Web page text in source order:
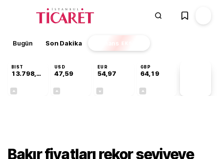
Bugün Son Dakika Finans EKSTRA
BIST
13.798,82
USD
47,59
EUR
54,97
GBP
64,19
Bakır fiyatları rekor seviyeye